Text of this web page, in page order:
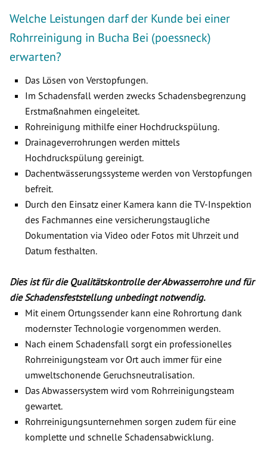
Welche Leistungen darf der Kunde bei einer
Rohrreinigung in Bucha Bei (poessneck)
erwarten?
Das Lösen von Verstopfungen.
Im Schadensfall werden zwecks Schadensbegrenzung
Erstmaßnahmen eingeleitet.
Rohreinigung mithilfe einer Hochdruckspülung.
Drainageverrohrungen werden mittels
Hochdruckspülung gereinigt.
Dachentwässerungssysteme werden von Verstopfungen
befreit.
Durch den Einsatz einer Kamera kann die TV-Inspektion
des Fachmannes eine versicherungstaugliche
Dokumentation via Video oder Fotos mit Uhrzeit und
Datum festhalten.
Dies ist für die Qualitätskontrolle der Abwasserrohre und für
die Schadensfeststellung unbedingt notwendig.
Mit einem Ortungssender kann eine Rohrortung dank
modernster Technologie vorgenommen werden.
Nach einem Schadensfall sorgt ein professionelles
Rohrreinigungsteam vor Ort auch immer für eine
umweltschonende Geruchsneutralisation.
Das Abwassersystem wird vom Rohrreinigungsteam
gewartet.
Rohrreinigungsunternehmen sorgen zudem für eine
komplette und schnelle Schadensabwicklung.